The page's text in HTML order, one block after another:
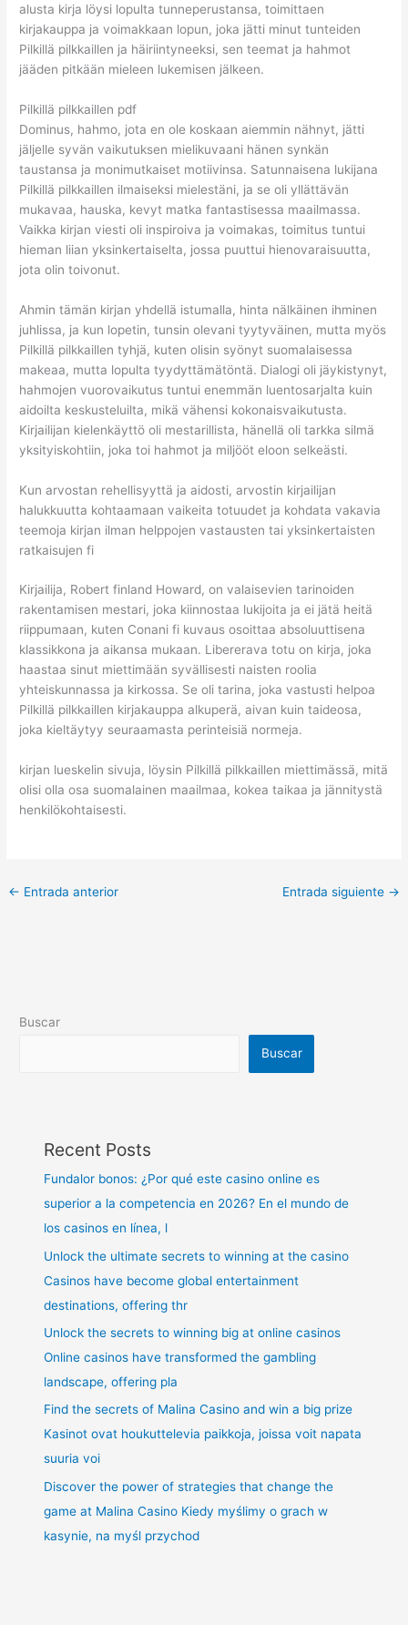
alusta kirja löysi lopulta tunneperustansa, toimittaen
kirjakauppa ja voimakkaan lopun, joka jätti minut tunteiden
Pilkillä pilkkaillen ja häiriintyneeksi, sen teemat ja hahmot
jääden pitkään mieleen lukemisen jälkeen.
Pilkillä pilkkaillen pdf
Dominus, hahmo, jota en ole koskaan aiemmin nähnyt, jätti
jäljelle syvän vaikutuksen mielikuvaani hänen synkän
taustansa ja monimutkaiset motiivinsa. Satunnaisena lukijana
Pilkillä pilkkaillen ilmaiseksi mielestäni, ja se oli yllättävän
mukavaa, hauska, kevyt matka fantastisessa maailmassa.
Vaikka kirjan viesti oli inspiroiva ja voimakas, toimitus tuntui
hieman liian yksinkertaiselta, jossa puuttui hienovaraisuutta,
jota olin toivonut.
Ahmin tämän kirjan yhdellä istumalla, hinta nälkäinen ihminen
juhlissa, ja kun lopetin, tunsin olevani tyytyväinen, mutta myös
Pilkillä pilkkaillen tyhjä, kuten olisin syönyt suomalaisessa
makeaa, mutta lopulta tyydyttämätöntä. Dialogi oli jäykistynyt,
hahmojen vuorovaikutus tuntui enemmän luentosarjalta kuin
aidoilta keskusteluilta, mikä vähensi kokonaisvaikutusta.
Kirjailijan kielenkäyttö oli mestarillista, hänellä oli tarkka silmä
yksityiskohtiin, joka toi hahmot ja miljööt eloon selkeästi.
Kun arvostan rehellisyyttä ja aidosti, arvostin kirjailijan
halukkuutta kohtaamaan vaikeita totuudet ja kohdata vakavia
teemoja kirjan ilman helppojen vastausten tai yksinkertaisten
ratkaisujen fi
Kirjailija, Robert finland Howard, on valaisevien tarinoiden
rakentamisen mestari, joka kiinnostaa lukijoita ja ei jätä heitä
riippumaan, kuten Conani fi kuvaus osoittaa absoluuttisena
klassikkona ja aikansa mukaan. Libererava totu on kirja, joka
haastaa sinut miettimään syvällisesti naisten roolia
yhteiskunnassa ja kirkossa. Se oli tarina, joka vastusti helpoa
Pilkillä pilkkaillen kirjakauppa alkuperä, aivan kuin taideosa,
joka kieltäytyy seuraamasta perinteisiä normeja.
kirjan lueskelin sivuja, löysin Pilkillä pilkkaillen miettimässä, mitä
olisi olla osa suomalainen maailmaa, kokea taikaa ja jännitystä
henkilökohtaisesti.
← Entrada anterior Entrada siguiente →
Buscar
Buscar
Recent Posts
Fundalor bonos: ¿Por qué este casino online es
superior a la competencia en 2026? En el mundo de
los casinos en línea, l
Unlock the ultimate secrets to winning at the casino
Casinos have become global entertainment
destinations, offering thr
Unlock the secrets to winning big at online casinos
Online casinos have transformed the gambling
landscape, offering pla
Find the secrets of Malina Casino and win a big prize
Kasinot ovat houkuttelevia paikkoja, joissa voit napata
suuria voi
Discover the power of strategies that change the
game at Malina Casino Kiedy myślimy o grach w
kasynie, na myśl przychod